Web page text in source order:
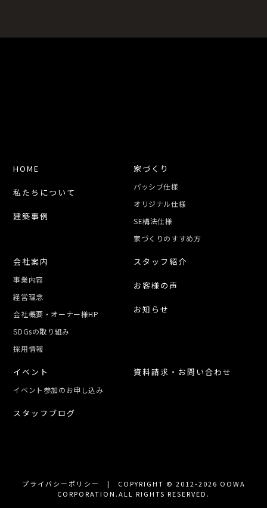
HOME
私たちについて
建築事例
家づくり
パッシブ仕様
オリジナル仕様
SE構法仕様
家づくりのすすめ方
会社案内
事業内容
経営理念
会社概要・オーナー様HP
SDGsの取り組み
採用情報
スタッフ紹介
お客様の声
お知らせ
イベント
イベント参加のお申し込み
スタッフブログ
資料請求・お問い合わせ
プライバシーポリシー
| COPYRIGHT © 2012-2026 OOWA
CORPORATION.ALL RIGHTS RESERVED.